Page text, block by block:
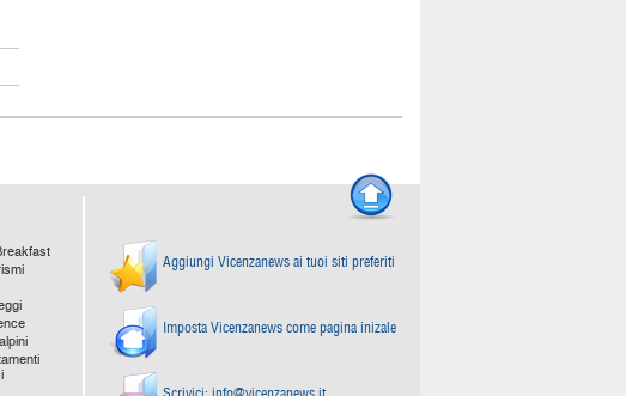
Aggiungi Vicenzanews ai tuoi siti preferiti
Imposta Vicenzanews come pagina inizale